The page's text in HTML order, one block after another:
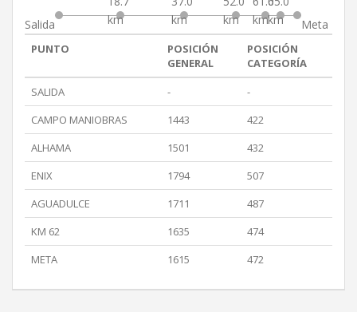
Salida
km
km
km
kmkm
Meta
PUNTO
POSICIÓN
GENERAL
POSICIÓN
CATEGORÍA
SALIDA
-
-
CAMPO MANIOBRAS
1443
422
ALHAMA
1501
432
ENIX
1794
507
AGUADULCE
1711
487
KM 62
1635
474
META
1615 472